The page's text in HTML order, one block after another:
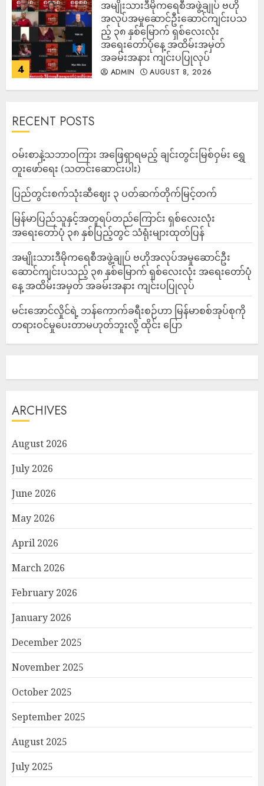
4
အမျိုးသားဒီမိုကရေစီအဖွဲ့ချုပ် ဗဟို
အလုပ်အမှုဆောင်ဦးဆောင်ကျင်းပသ
ည့် ၃၈ နှစ်မြောက် ရှစ်လေးလုံး
အရေးတော်ပုံနေ့ အထိမ်းအမှတ်
အခမ်းအနား ကျင်းပပြုလုပ်
ADMIN AUGUST 8, 2026
RECENT POSTS
ဝမ်းစာနဲ့သဘာဝကြား အဖြေရှာရမည့် ချင်းတွင်းမြစ်ဝှမ်း ရွှေ
တူးဖော်ရေး (သတင်းဆောင်းပါး)
ပြည်တွင်းစက်သုံးဆီဈေး ၃ ပတ်ဆက်တိုက်မြင့်တက်
မြန်မာပြည်သူနှင့်အတူရပ်တည်ကြောင်း ရှစ်လေးလုံး
အရေးတော်ပုံ ၃၈ နှစ်ပြည့်တွင် သံရုံးများထုတ်ပြန်
အမျိုးသားဒီမိုကရေစီအဖွဲ့ချုပ် ဗဟိုအလုပ်အမှုဆောင်ဦး
ဆောင်ကျင်းပသည့် ၃၈ နှစ်မြောက် ရှစ်လေးလုံး အရေးတော်ပုံ
နေ့ အထိမ်းအမှတ် အခမ်းအနား ကျင်းပပြုလုပ်
မင်းအောင်လှိုင်ရဲ့ ဘန်ကောက်ခရီးစဉ်ဟာ မြန်မာစစ်အုပ်စုကို
တရားဝင်မှုပေးတာမဟုတ်ဘူးလို့ ထိုင်း ပြော
ARCHIVES
August 2026
July 2026
June 2026
May 2026
April 2026
March 2026
February 2026
January 2026
December 2025
November 2025
October 2025
September 2025
August 2025
July 2025